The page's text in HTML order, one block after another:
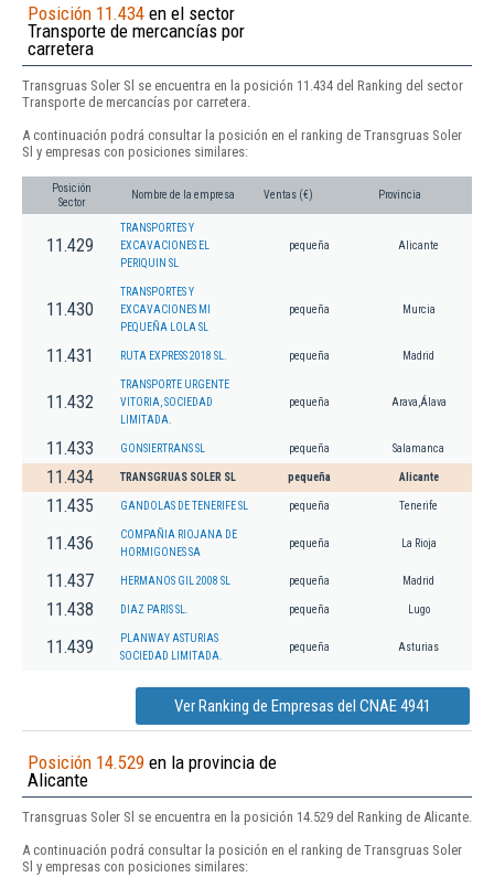
Posición 11.434 en el sector
Transporte de mercancías por
carretera
Transgruas Soler Sl se encuentra en la posición 11.434 del Ranking del sector
Transporte de mercancías por carretera.
A continuación podrá consultar la posición en el ranking de Transgruas Soler
Sl y empresas con posiciones similares:
Posición
Sector
Nombre de la empresa Ventas (€) Provincia
11.429
TRANSPORTES Y
EXCAVACIONES EL
PERIQUIN SL
pequeña Alicante
11.430
TRANSPORTES Y
EXCAVACIONES MI
PEQUEÑA LOLA SL
pequeña Murcia
11.431 RUTA EXPRESS 2018 SL. pequeña Madrid
11.432
TRANSPORTE URGENTE
VITORIA, SOCIEDAD
LIMITADA.
pequeña Arava,Álava
11.433 GONSIERTRANS SL pequeña Salamanca
11.434 TRANSGRUAS SOLER SL pequeña Alicante
11.435 GANDOLAS DE TENERIFE SL pequeña Tenerife
11.436
COMPAÑIA RIOJANA DE
HORMIGONES SA
pequeña La Rioja
11.437 HERMANOS GIL 2008 SL pequeña Madrid
11.438 DIAZ PARIS SL. pequeña Lugo
11.439
PLANWAY ASTURIAS
SOCIEDAD LIMITADA.
pequeña Asturias
Ver Ranking de Empresas del CNAE 4941
Posición 14.529 en la provincia de
Alicante
Transgruas Soler Sl se encuentra en la posición 14.529 del Ranking de Alicante.
A continuación podrá consultar la posición en el ranking de Transgruas Soler
Sl y empresas con posiciones similares: